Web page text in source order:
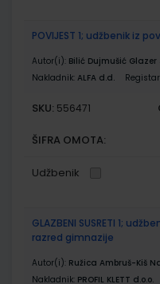
POVIJEST 1; udžbenik iz
Autor(i): Bilić Dujmušić
Nakladnik: ALFA d.d.
SKU: 556471
ŠIFRA OMOTA:
Udžbenik
GLAZBENI SUSRETI 1;
razred gimnazije
Autor(i): Ružica Ambruš-Kiš
Nakladnik: PROFIL KLETT d.o.o.